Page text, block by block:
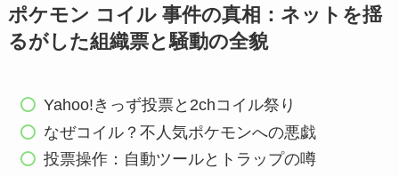
ポケモン コイル 事件の真相：ネットを揺
るがした組織票と騒動の全貌
Yahoo!きっず投票と2chコイル祭り
なぜコイル？不人気ポケモンへの悪戯
投票操作：自動ツールとトラップの噂